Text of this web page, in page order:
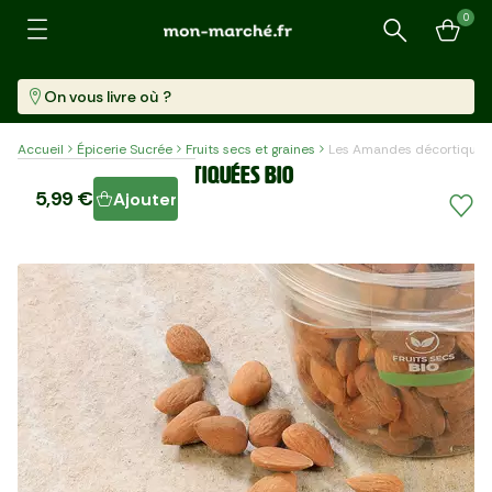
Recherche
0
On vous livre où ?
Accueil Épicerie Sucrée Fruits secs et graines Les Amandes
Les Amandes décortiquées BIO
5,99 € Ajouter